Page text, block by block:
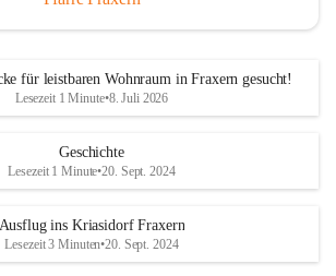
für leistbaren Wohnraum in Fraxern gesucht!
Lesezeit 1 Minute•8. Juli 2026
Geschichte
Lesezeit 1 Minute•20. Sept. 2024
Ausflug ins Kriasidorf Fraxern
Lesezeit 3 Minuten•20. Sept. 2024